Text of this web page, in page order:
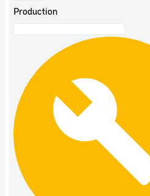
Production